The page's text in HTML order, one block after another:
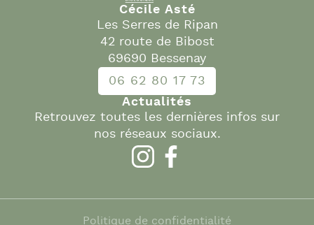
Cécile Asté
Les Serres de Ripan
42 route de Bibost
69690 Bessenay
06 62 80 17 73
Actualités
Retrouvez toutes les dernières infos sur
nos réseaux sociaux.
Politique de confidentialité